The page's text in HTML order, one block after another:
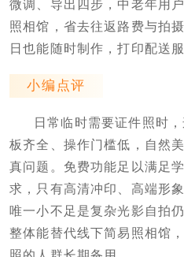
微调、导出四步，中老年用
照相馆，省去往返路费与拍
日也能随时制作，打印配送
小编点评
日常临时需要证件照时
板齐全、操作门槛低，自然
真问题。免费功能足以满足
求，只有高清冲印、高端形
唯一小不足是复杂光影自拍
整体能替代线下简易照相馆